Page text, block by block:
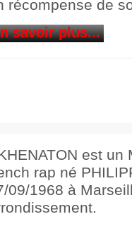
récompense de
savoir plus...
est un
rap né
09/1968 à